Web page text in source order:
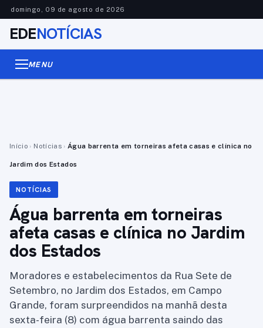
domingo, 09 de agosto de 2026
EDENOTÍCIAS
MENU
Início › Notícias › Água barrenta em torneiras afeta casas e clínica no
Jardim dos Estados
NOTÍCIAS
Água barrenta em torneiras
afeta casas e clínica no Jardim
dos Estados
Moradores e estabelecimentos da Rua Sete de
Setembro, no Jardim dos Estados, em Campo
Grande, foram surpreendidos na manhã desta
sexta-feira (8) com água barrenta saindo das